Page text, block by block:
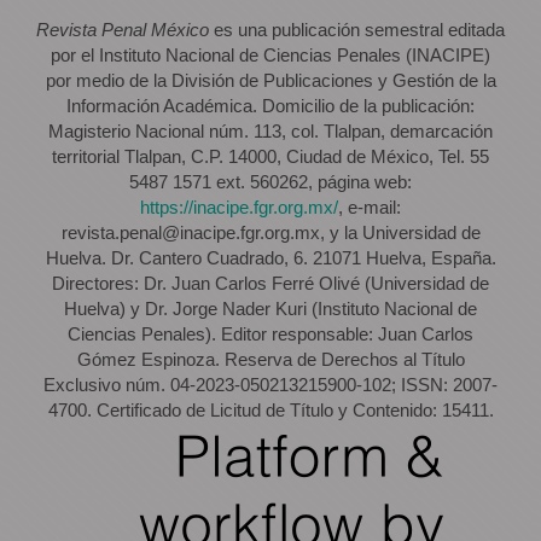
Revista Penal México es una publicación semestral editada
por el Instituto Nacional de Ciencias Penales (INACIPE)
por medio de la División de Publicaciones y Gestión de la
Información Académica. Domicilio de la publicación:
Magisterio Nacional núm. 113, col. Tlalpan, demarcación
territorial Tlalpan, C.P. 14000, Ciudad de México, Tel. 55
5487 1571 ext. 560262, página web:
https://inacipe.fgr.org.mx/, e-mail:
revista.penal@inacipe.fgr.org.mx, y la Universidad de
Huelva. Dr. Cantero Cuadrado, 6. 21071 Huelva, España.
Directores: Dr. Juan Carlos Ferré Olivé (Universidad de
Huelva) y Dr. Jorge Nader Kuri (Instituto Nacional de
Ciencias Penales). Editor responsable: Juan Carlos
Gómez Espinoza. Reserva de Derechos al Título
Exclusivo núm. 04-2023-050213215900-102; ISSN: 2007-
4700. Certificado de Licitud de Título y Contenido: 15411.